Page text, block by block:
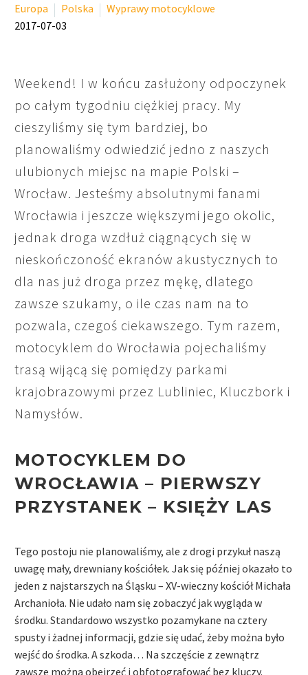
Europa
Polska
Wyprawy motocyklowe
2017-07-03
Weekend! I w końcu zasłużony odpoczynek
po całym tygodniu ciężkiej pracy. My
cieszyliśmy się tym bardziej, bo
planowaliśmy odwiedzić jedno z naszych
ulubionych miejsc na mapie Polski –
Wrocław. Jesteśmy absolutnymi fanami
Wrocławia i jeszcze większymi jego okolic,
jednak droga wzdłuż ciągnących się w
nieskończoność ekranów akustycznych to
dla nas już droga przez mękę, dlatego
zawsze szukamy, o ile czas nam na to
pozwala, czegoś ciekawszego. Tym razem,
motocyklem do Wrocławia pojechaliśmy
trasą wijącą się pomiędzy parkami
krajobrazowymi przez Lubliniec, Kluczbork i
Namysłów.
MOTOCYKLEM DO
WROCŁAWIA – PIERWSZY
PRZYSTANEK – KSIĘŻY LAS
Tego postoju nie planowaliśmy, ale z drogi przykuł naszą
uwagę mały, drewniany kościółek. Jak się później okazało to
jeden z najstarszych na Śląsku – XV-wieczny kościół Michała
Archanioła. Nie udało nam się zobaczyć jak wygląda w
środku. Standardowo wszystko pozamykane na cztery
spusty i żadnej informacji, gdzie się udać, żeby można było
wejść do środka. A szkoda… Na szczęście z zewnątrz
zawsze można obejrzeć i obfotografować bez kluczy.